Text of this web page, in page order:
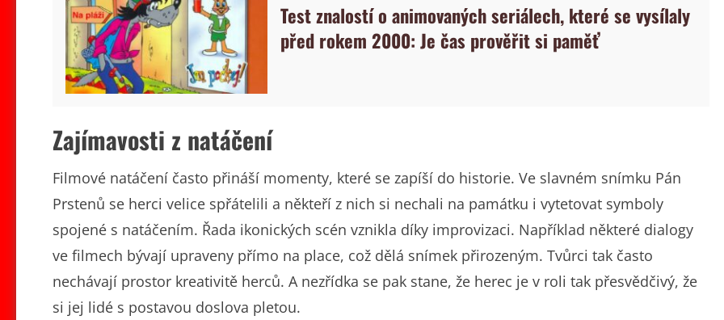
Test znalostí o animovaných seriálech, které se vysílaly
před rokem 2000: Je čas prověřit si paměť
Zajímavosti z natáčení
Filmové natáčení často přináší momenty, které se zapíší do historie. Ve slavném snímku Pán
Prstenů se herci velice spřátelili a někteří z nich si nechali na památku i vytetovat symboly
spojené s natáčením. Řada ikonických scén vznikla díky improvizaci. Například některé dialogy
ve filmech bývají upraveny přímo na place, což dělá snímek přirozeným. Tvůrci tak často
nechávají prostor kreativitě herců. A nezřídka se pak stane, že herec je v roli tak přesvědčivý, že
si jej lidé s postavou doslova pletou.